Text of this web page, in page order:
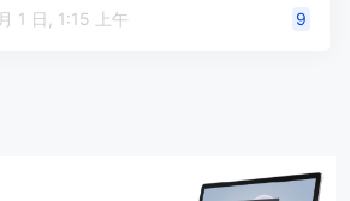
2009 年 11 月 1 日, 1:15 上午 9